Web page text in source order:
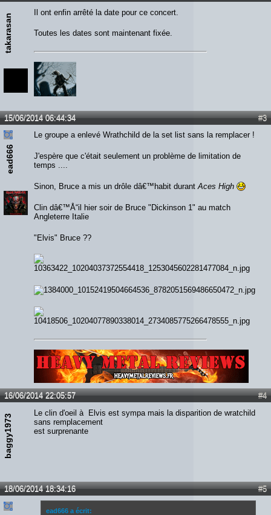
takarasan
Il ont enfin arrêté la date pour ce concert.
Toutes les dates sont maintenant fixée.
#3
15/06/2014 06:44:34
ead666
Le groupe a enlevé Wrathchild de la set list sans la remplacer !
J'espère que c'était seulement un problème de limitation de
temps ....
Sinon, Bruce a mis un drôle dâ€™habit durantAces High
Clin dâ€™Å“il hier soir de Bruce "Dickinson 1" au match
Angleterre Italie
"Elvis" Bruce ??
Lien :http://heavymetalreviews.fr/
#4
16/06/2014 22:05:57
baggy1973
Le clin d'oeil à Elvis est sympa mais la disparition de wratchild
sans remplacement
est surprenante
#5
18/06/2014 18:34:16
ead666 a écrit: